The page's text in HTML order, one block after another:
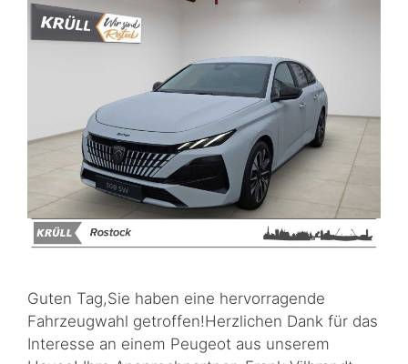
Guten Tag,Sie haben eine hervorragende
Fahrzeugwahl getroffen!Herzlichen Dank für das
Interesse an einem Peugeot aus unserem